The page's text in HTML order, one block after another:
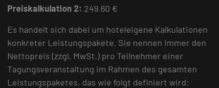
Preiskalkulation 2: 249.60 €
Es handelt sich dabei um hoteleigene Kalkulationen
konkreter Leistungspakete. Sie nennen immer den
Nettopreis (zzgl. MwSt.) pro Teilnehmer einer
Tagungsveranstaltung im Rahmen des gesamten
Leistungspaketes, das wie folgt definiert wird: